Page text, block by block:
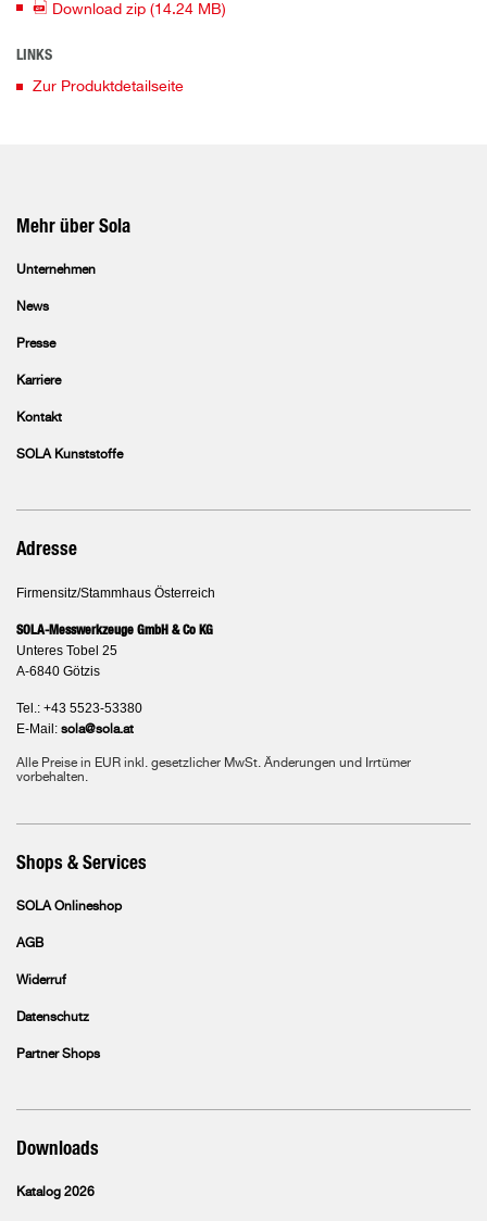
Download zip (14.24 MB)
LINKS
Zur Produktdetailseite
Mehr über Sola
Unternehmen
News
Presse
Karriere
Kontakt
SOLA Kunststoffe
Adresse
Firmensitz/Stammhaus Österreich
SOLA-Messwerkzeuge GmbH & Co KG
Unteres Tobel 25
A-6840 Götzis
Tel.: +43 5523-53380
E-Mail: sola@sola.at
Alle Preise in EUR inkl. gesetzlicher MwSt. Änderungen und Irrtümer
vorbehalten.
Shops & Services
SOLA Onlineshop
AGB
Widerruf
Datenschutz
Partner Shops
Downloads
Katalog 2026